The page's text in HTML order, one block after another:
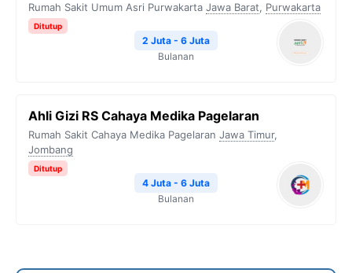
Rumah Sakit Umum Asri Purwakarta Jawa Barat, Purwakarta
Ditutup
2 Juta - 6 Juta
Bulanan
Ahli Gizi RS Cahaya Medika Pagelaran
Rumah Sakit Cahaya Medika Pagelaran Jawa Timur,
Jombang
Ditutup
4 Juta - 6 Juta
Bulanan